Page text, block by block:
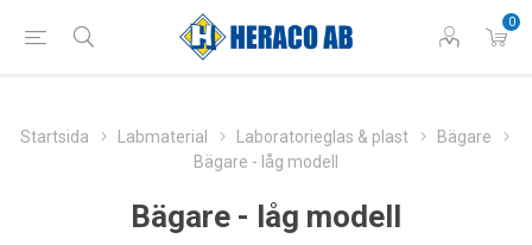
0
Startsida Labmaterial Laboratorieglas & plast
Bägare
Bägare - låg modell
Bägare - låg modell